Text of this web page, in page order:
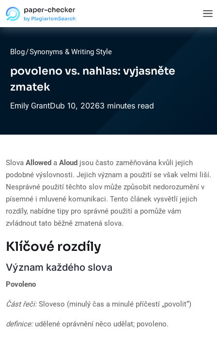
Blog/Synonyms & Writing Style
povoleno vs. nahlas: vyjasněte
zmatek
Emily GrantDub 10, 20263 minutes read
Slova Allowed a Aloud jsou často zaměňována kvůli jejich
podobné výslovnosti. Jejich význam a použití se však velmi liší.
Nesprávné použití těchto slov může způsobit nedorozumění v
písemné i mluvené komunikaci. Tento článek vysvětlí jejich
rozdíly, nabídne tipy pro správné použití a pomůže vám
zvládnout tato běžně zmatená slova.
Klíčové rozdíly
Význam každého slova
Povoleno
Část řeči:Sloveso (minulý čas a minulé příčestí „povolit“)
definice:udělené oprávnění něco udělat; povoleno.